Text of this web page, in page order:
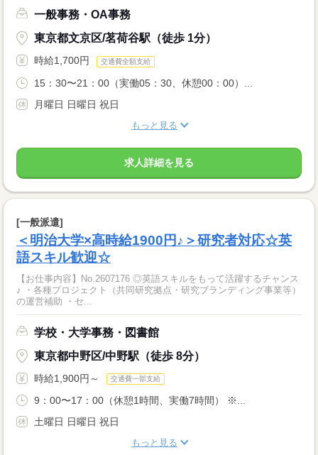
一般事務・OA事務
東京都文京区/茗荷谷駅（徒歩 1分）
時給1,700円 交通費全額支給
15：30〜21：00（実働05：30、休憩00：00）...
月曜日 日曜日 祝日
もっと見る
求人詳細を見る
[一般派遣]
＜明治大学×高時給1900円♪＞研究者対応☆英
語スキル歓迎☆
【お仕事内容】No.2607176 ◎英語スキルをもって活躍するチャンス
♪ ・各種プロジェクト（共同研究拠点・研究ブランディング事業等）
の運営補助 ・セ...
学校・大学事務・図書館
東京都中野区/中野駅（徒歩 8分）
時給1,900円～ 交通費一部支給
9：00〜17：00（休憩1時間、実働7時間） ※...
土曜日 日曜日 祝日
もっと見る